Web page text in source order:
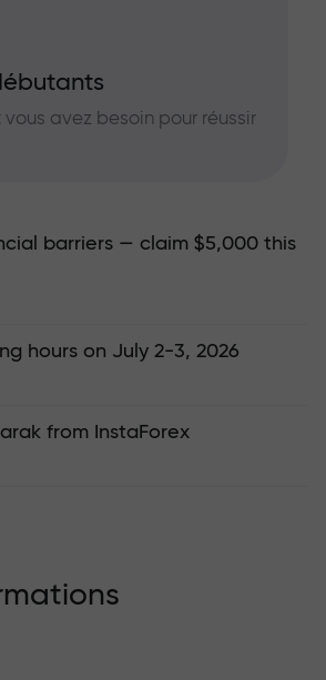
avez besoin pour réussir
barriers — claim $5,000 this
hours on July 2-3, 2026
from InstaForex